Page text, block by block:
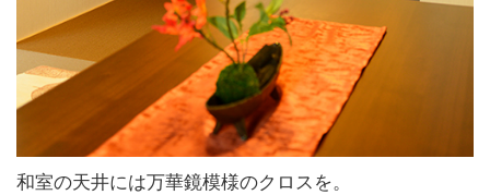
和室の天井には万華鏡模様のクロスを。